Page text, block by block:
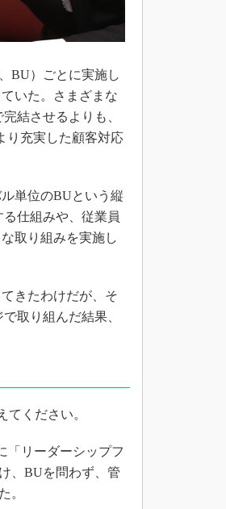
BU）ごとに実施し
いた。さまざまな
結させるよりも、
り充実した顧客対応
単位のBUという縦
仕組みや、従業員
取り組みを実施し
きたわけだが、そ
取り組んだ結果、
ください。
「リーダーシップフ
、BUを問わず、管
。